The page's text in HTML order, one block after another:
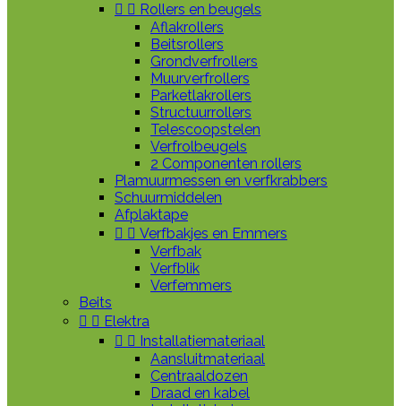
  Rollers en beugels
Aflakrollers
Beitsrollers
Grondverfrollers
Muurverfrollers
Parketlakrollers
Structuurrollers
Telescoopstelen
Verfrolbeugels
2 Componenten rollers
Plamuurmessen en verfkrabbers
Schuurmiddelen
Afplaktape
  Verfbakjes en Emmers
Verfbak
Verfblik
Verfemmers
Beits
  Elektra
  Installatiemateriaal
Aansluitmateriaal
Centraaldozen
Draad en kabel